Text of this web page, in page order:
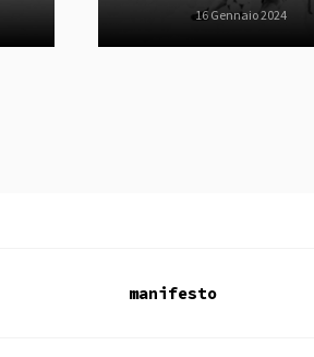
16 Gennaio 2024
manifesto